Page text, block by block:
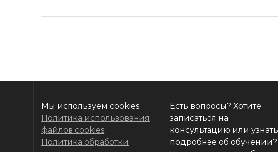
Мы используем cookies
Политика использования
файлов cookies
Политика обработки
Есть вопросы? Хотите
записаться на
консультацию или узнать
подробнее об обучении?